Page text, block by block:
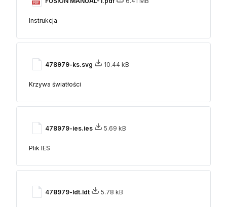
Instrukcja
478979-ks.svg 10.44 kB
Krzywa światłości
478979-ies.ies 5.69 kB
Plik IES
478979-ldt.ldt 5.78 kB